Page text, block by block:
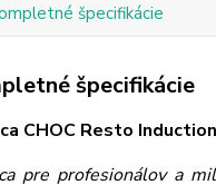
špecifikácie
špecifikácie
CHOC Resto
pre profesionálov a